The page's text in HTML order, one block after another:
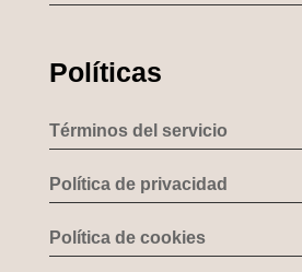
Políticas
Términos del servicio
Política de privacidad
Política de cookies